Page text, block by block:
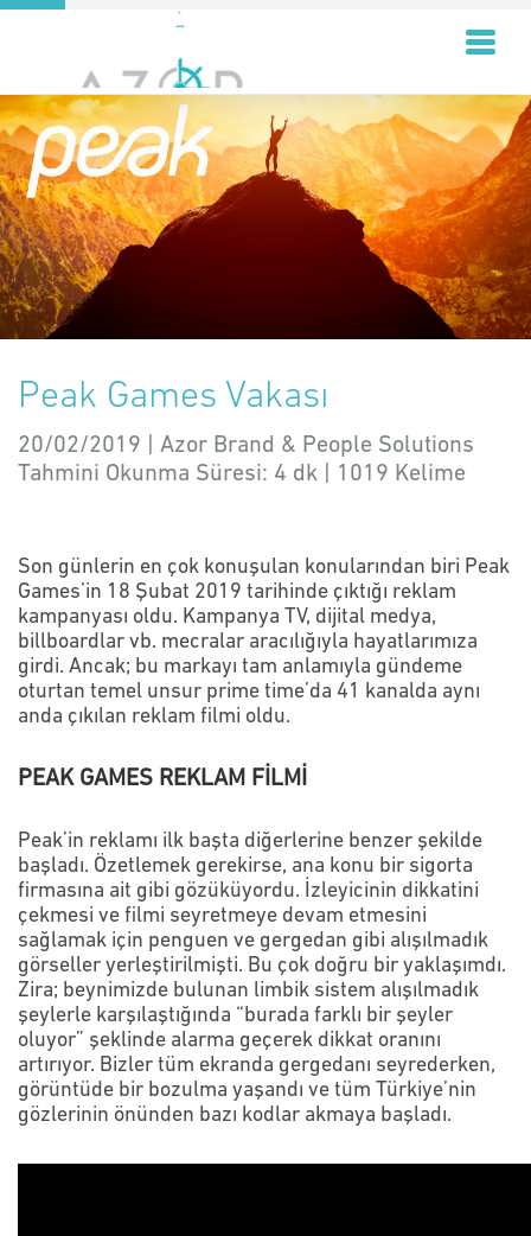
Peak Games Vakası
20/02/2019 | Azor Brand & People Solutions
Tahmini Okunma Süresi: 4 dk 1019 Kelime
Son günlerin en çok konuşulan konularından biri Peak
Games’in 18 Şubat 2019 tarihinde çıktığı reklam
kampanyası oldu. Kampanya TV, dijital medya,
billboardlar vb. mecralar aracılığıyla hayatlarımıza
girdi. Ancak; bu markayı tam anlamıyla gündeme
oturtan temel unsur prime time’da 41 kanalda aynı
anda çıkılan reklam filmi oldu.
PEAK GAMES REKLAM FİLMİ
Peak’in reklamı ilk başta diğerlerine benzer şekilde
başladı. Özetlemek gerekirse, ana konu bir sigorta
firmasına ait gibi gözüküyordu. İzleyicinin dikkatini
çekmesi ve filmi seyretmeye devam etmesini
sağlamak için penguen ve gergedan gibi alışılmadık
görseller yerleştirilmişti. Bu çok doğru bir yaklaşımdı.
Zira; beynimizde bulunan limbik sistem alışılmadık
şeylerle karşılaştığında “burada farklı bir şeyler
oluyor” şeklinde alarma geçerek dikkat oranını
artırıyor. Bizler tüm ekranda gergedanı seyrederken,
görüntüde bir bozulma yaşandı ve tüm Türkiye’nin
gözlerinin önünden bazı kodlar akmaya başladı.